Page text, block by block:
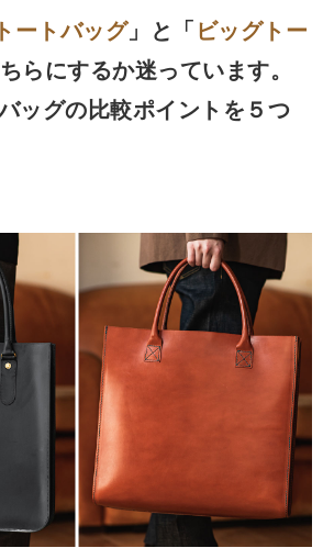
ートバッグ」と「 ビッグトー
らにするか迷っています。
ッグの比較ポイントを５つ